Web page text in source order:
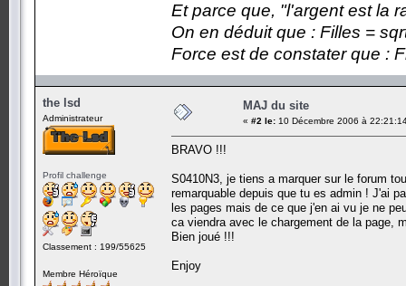
Et parce que, "l'argent est la
On en déduit que : Filles =
Force est de constater que :
the lsd
Administrateur
Profil challenge
Classement : 199/55625
Membre Héroïque
MAJ du site
« #2 le: 10 Décembre 2006 à
BRAVO !!!
S0410N3, je tiens a marquer sur le forum
remarquable depuis que tu es admin ! J'ai
les pages mais de ce que j'en ai vu je ne
ca viendra avec le chargement de la page,
Bien joué !!!
Enjoy